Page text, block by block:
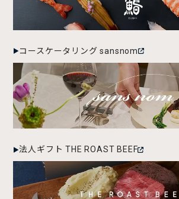
コースケータリング sansnom
法人ギフト THE ROAST BEEF